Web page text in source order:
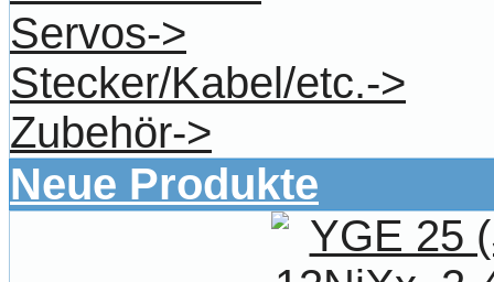
Servos->
Stecker/Kabel/etc.->
Zubehör->
Neue Produkte